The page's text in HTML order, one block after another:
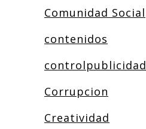
Comunidad Social
contenidos
controlpublicidad
Corrupcion
Creatividad